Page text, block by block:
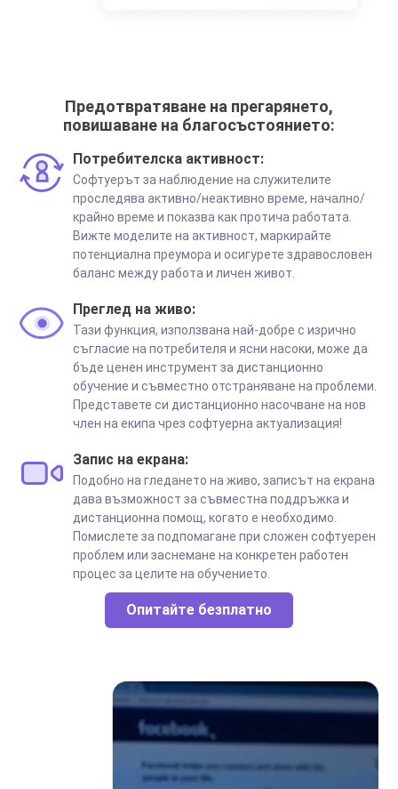
Предотвратяване на прегарянето,
повишаване на благосъстоянието:
Потребителска активност:
Софтуерът за наблюдение на служителите
проследява активно/неактивно време, начално/
крайно време и показва как протича работата.
Вижте моделите на активност, маркирайте
потенциална преумора и осигурете здравословен
баланс между работа и личен живот.
Преглед на живо:
Тази функция, използвана най-добре с изрично
съгласие на потребителя и ясни насоки, може да
бъде ценен инструмент за дистанционно
обучение и съвместно отстраняване на проблеми.
Представете си дистанционно насочване на нов
член на екипа чрез софтуерна актуализация!
Запис на екрана:
Подобно на гледането на живо, записът на екрана
дава възможност за съвместна поддръжка и
дистанционна помощ, когато е необходимо.
Помислете за подпомагане при сложен софтуерен
проблем или заснемане на конкретен работен
процес за целите на обучението.
Опитайте безплатно